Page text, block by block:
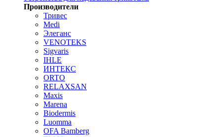
Производители
Тривес
Medi
Элеганс
VENOTEKS
Sigvaris
IHLE
ИНТЕКС
ORTO
RELAXSAN
Maxis
Marena
Biodermis
Luomma
OFA Bamberg